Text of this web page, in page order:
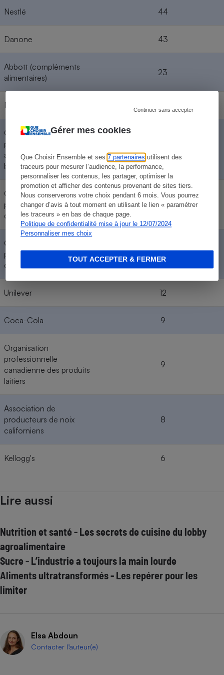
Gérer mes cookies
Que Choisir Ensemble et ses7 partenaires utilisent des
traceurs pour mesurer l’audience, la performance,
personnaliser les contenus, les partager, optimiser la
promotion et afficher des contenus provenant de sites tiers.
Nous conserverons votre choix pendant 6 mois. Vous pourrez
changer d’avis à tout moment en utilisant le lien « paramétrer
les traceurs » en bas de chaque page.
Politique de confidentialité mise à jour le 12/07/2024
Personnaliser mes choix
Continuer sans accepter
TOUT ACCEPTER & FERMER
Nestlé 44
Danone 43
Abbott (compléments
alimentaires)
23
PepsiCo
Organisations
professionnelles
américaines de viande
bovine
Organisation
professionnelle américaine
des produits laitiers
13
Organisation
professionnelle américaine
des œufs
13
Unilever 12
Coca-Cola 9
Organisation
professionnelle
canadienne des produits
laitiers
9
Association de
producteurs de noix
californiens
8
Kellogg's 6
Lire aussi
Nutrition et santé - Les secrets de cuisine du lobby
agroalimentaire
Sucre - L’industrie a toujours la main lourde
Aliments ultratransformés - Les repérer pour les
limiter
Elsa Abdoun
Contacter l’auteur(e)